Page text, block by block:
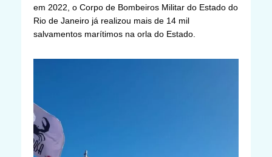
em 2022, o Corpo de Bombeiros Militar do Estado do
Rio de Janeiro já realizou mais de 14 mil
salvamentos marítimos na orla do Estado.